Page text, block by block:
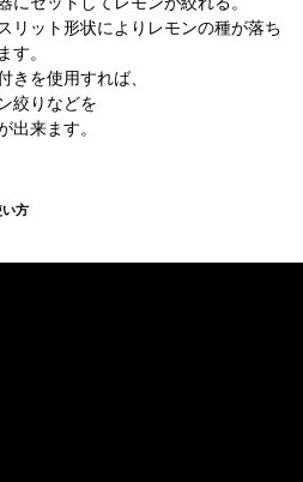
リット形状によりレモンの種が落ち
す。
きを使用すれば、
絞りなどを
出来ます。
い方